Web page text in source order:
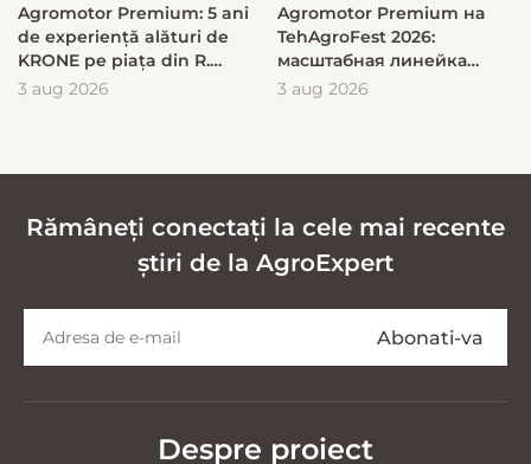
Agromotor Premium: 5 ani
de experiență alături de
KRONE pe piața din R.
Moldova
3 aug 2026
Agromotor Premium на
TehAgroFest 2026:
масштабная линейка
KRONE для быстрой и
3 aug 2026
Rămâneți conectați la cele mai recente
știri de la AgroExpert
Despre proiect